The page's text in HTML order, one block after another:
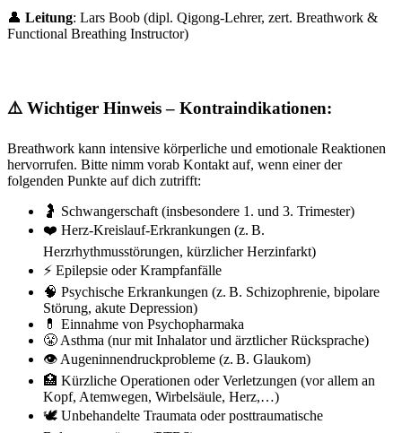
👤 Leitung: Lars Boob (dipl. Qigong-Lehrer, zert. Breathwork &
Functional Breathing Instructor)
⚠️ Wichtiger Hinweis – Kontraindikationen:
Breathwork kann intensive körperliche und emotionale Reaktionen
hervorrufen. Bitte nimm vorab Kontakt auf, wenn einer der
folgenden Punkte auf dich zutrifft:
🤰 Schwangerschaft (insbesondere 1. und 3. Trimester)
❤️ Herz-Kreislauf-Erkrankungen (z. B.
Herzrhythmusstörungen, kürzlicher Herzinfarkt)
⚡ Epilepsie oder Krampfanfälle
🧠 Psychische Erkrankungen (z. B. Schizophrenie, bipolare
Störung, akute Depression)
💊 Einnahme von Psychopharmaka
😤 Asthma (nur mit Inhalator und ärztlicher Rücksprache)
👁️ Augeninnendruckprobleme (z. B. Glaukom)
🏥 Kürzliche Operationen oder Verletzungen (vor allem an
Kopf, Atemwegen, Wirbelsäule, Herz,…)
🕊️ Unbehandelte Traumata oder posttraumatische